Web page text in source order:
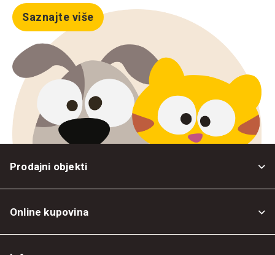
Saznajte više
Prodajni objekti
Online kupovina